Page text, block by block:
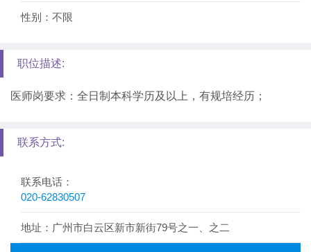
性别：不限
职位描述:
医师岗要求：全日制本科学历及以上，有规培经历；
联系方式:
联系电话：
020-62830507
地址：广州市白云区新市新街79号之一、之二